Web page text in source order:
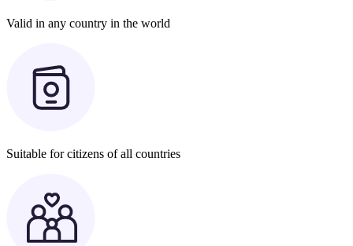
Valid in any country in the world
Suitable for citizens of all countries